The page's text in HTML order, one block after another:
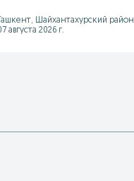
Ташкент, Шайхантахурский район
августа 2026 г.